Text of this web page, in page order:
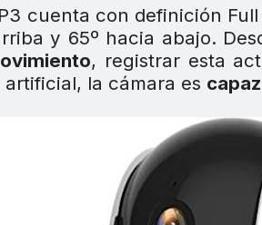
cuenta con definición
y 65º hacia abajo.
, registrar esta
la cámara es